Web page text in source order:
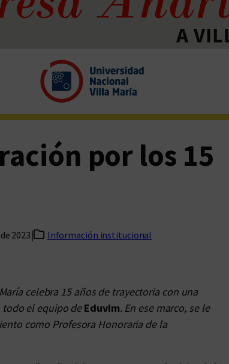
por los 15
2023| Información institucional
celebra 15 años de trayectoria con una
todo el equipo deEduvim. En ese marco, se le
como Profesora Honoraria de la